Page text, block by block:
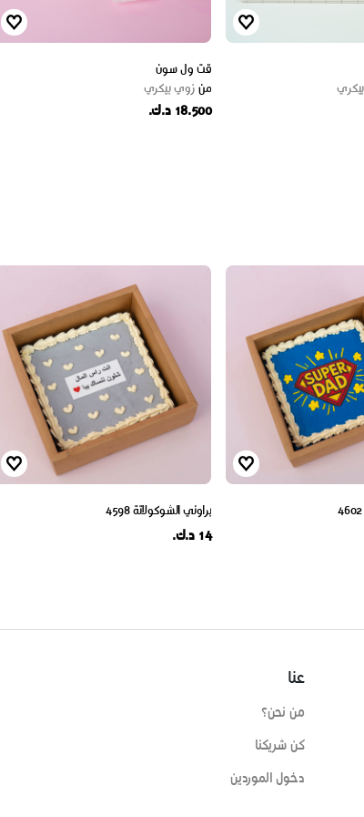
قت ول سون
من زوي بيكري
18.500 د.ك.
براوني الشوكولاتة 4598
14 د.ك.
عنا
من نحن؟
كن شريكنا
دخول الموردين